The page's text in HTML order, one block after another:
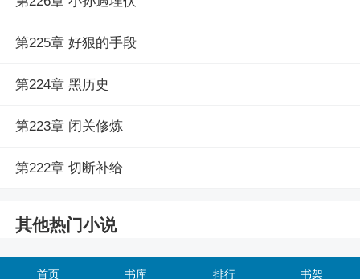
第225章 好狠的手段
第224章 黑历史
第223章 闭关修炼
第222章 切断补给
其他热门小说
首页 书库 排行 书架